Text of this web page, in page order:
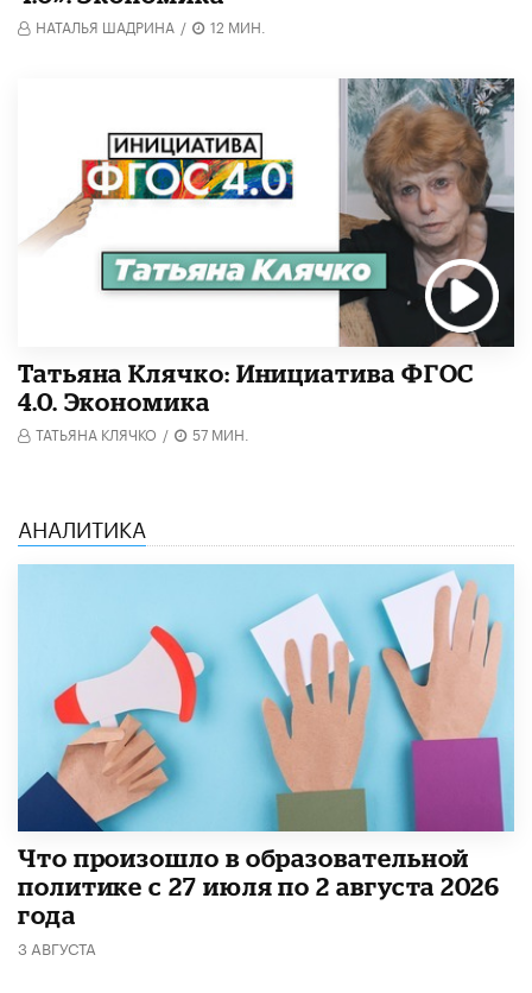
НАТАЛЬЯ ШАДРИНА / 12 МИН.
Татьяна Клячко: Инициатива ФГОС
4.0. Экономика
ТАТЬЯНА КЛЯЧКО / 57 МИН.
АНАЛИТИКА
​Что произошло в образовательной
политике с 27 июля по 2 августа 2026
года
3 АВГУСТА